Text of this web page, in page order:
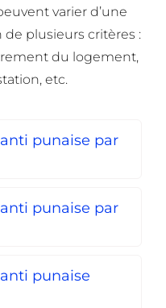
varier d’une
de plusieurs critères :
du logement,
etc.
punaise par
punaise par
punaise